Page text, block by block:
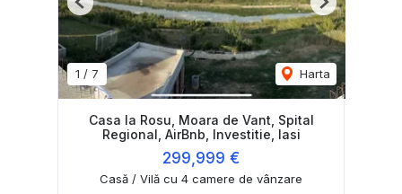
1 / 7 Harta
Previous Next
Casa la Rosu, Moara de Vant, Spital
Regional, AirBnb, Investitie, Iasi
299,999 €
Casă / Vilă cu 4 camere de vânzare